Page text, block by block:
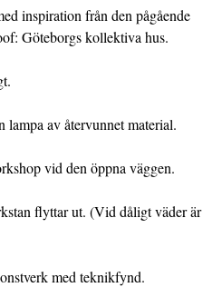
inspiration från den pågående
Göteborgs kollektiva hus.
av återvunnet material.
vid den öppna väggen.
flyttar ut. (Vid dåligt väder är
med teknikfynd.